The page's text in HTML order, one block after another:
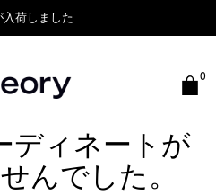
入荷しました
0
ディネートが
んでした。